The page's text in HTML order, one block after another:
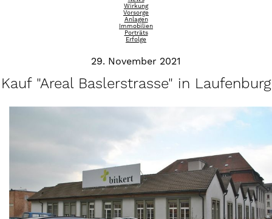
Wirkung
Vorsorge
Anlagen
Immobilien
Porträts
Erfolge
29. November 2021
Kauf "Areal Baslerstrasse" in Laufenburg